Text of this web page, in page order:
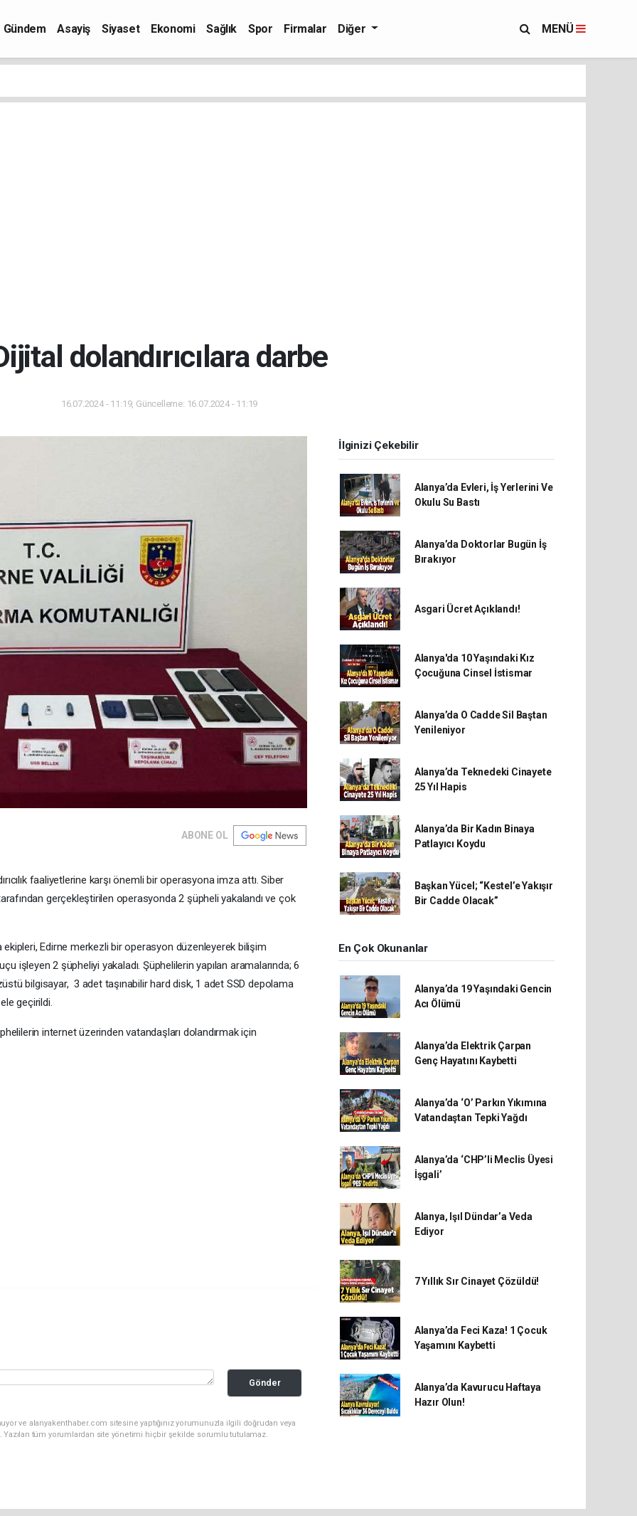
Gündem Asayiş Siyaset Ekonomi Sağlık Spor Firmalar Diğer MENÜ
dolandırıcılara darbe
16.07.2024 - 11:19, Güncelleme: 16.07.2024 - 11:19
ABONE OL
faaliyetlerine karşı önemli bir operasyona imza attı. Siber
gerçekleştirilen operasyonda 2 şüpheli yakalandı ve çok
ekipleri, Edirne merkezli bir operasyon düzenleyerek bilişim
işleyen 2 şüpheliyi yakaladı. Şüphelilerin yapılan aramalarında; 6
bilgisayar, 3 adet taşınabilir hard disk, 1 adet SSD depolama
geçirildi.
internet üzerinden vatandaşları dolandırmak için
Gönder
ve alanyakenthaber.com sitesine yaptığınız yorumunuzla ilgili doğrudan veya
Yazılan tüm yorumlardan site yönetimi hiçbir şekilde sorumlu tutulamaz.
İlginizi Çekebilir
Alanya’da Evleri, İş Yerlerini Ve
Okulu Su Bastı
Alanya’da Doktorlar Bugün İş
Bırakıyor
Asgari Ücret Açıklandı!
Alanya'da 10 Yaşındaki Kız
Çocuğuna Cinsel İstismar
Alanya’da O Cadde Sil Baştan
Yenileniyor
Alanya’da Teknedeki Cinayete
25 Yıl Hapis
Alanya’da Bir Kadın Binaya
Patlayıcı Koydu
Başkan Yücel; “Kestel’e Yakışır
Bir Cadde Olacak”
En Çok Okunanlar
Alanya’da 19 Yaşındaki Gencin
Acı Ölümü
Alanya’da Elektrik Çarpan
Genç Hayatını Kaybetti
Alanya’da ‘O’ Parkın Yıkımına
Vatandaştan Tepki Yağdı
Alanya’da ‘CHP’li Meclis Üyesi
İşgali’
Alanya, Işıl Dündar’a Veda
Ediyor
7 Yıllık Sır Cinayet Çözüldü!
Alanya’da Feci Kaza! 1 Çocuk
Yaşamını Kaybetti
Alanya’da Kavurucu Haftaya
Hazır Olun!